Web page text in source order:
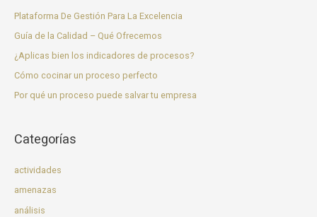
Plataforma De Gestión Para La Excelencia
Guía de la Calidad – Qué Ofrecemos
¿Aplicas bien los indicadores de procesos?
Cómo cocinar un proceso perfecto
Por qué un proceso puede salvar tu empresa
Categorías
actividades
amenazas
análisis